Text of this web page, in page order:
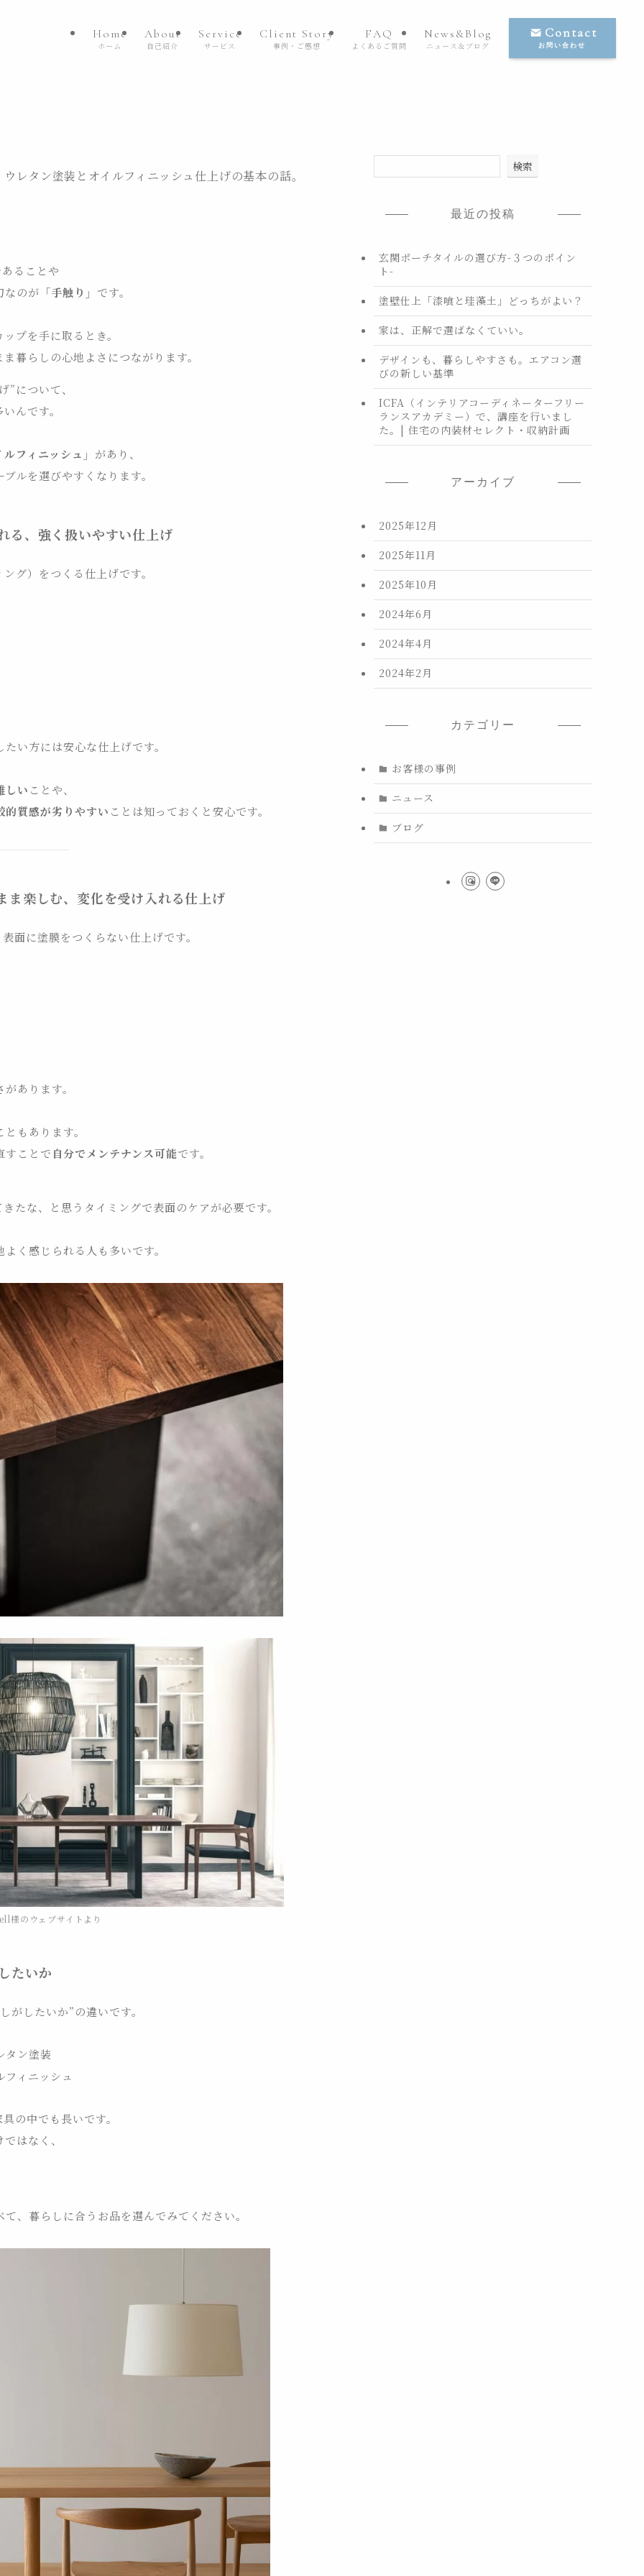
Home
ホーム
About
自己紹介
Service
サービス
Client Story
事例・ご感想
FAQ
よくあるご質問
News&Blog
ニュース＆ブログ
Contact
お問い合わせ
レタン塗装とオイルフィニッシュ仕上げの基本の話。
ることや
なのが 「手触り」 です。
プを手に取るとき。
暮らしの心地よさにつながります。
について、
んです。
ルフィニッシュ」 があり、
ルを選びやすくなります。
、強く扱いやすい仕上げ
グ）をつくる仕上げです。
い方には安心な仕上げです。
しい ことや、
的質感が劣りやすい ことは知っておくと安心です。
ま楽しむ、変化を受け入れる仕上げ
面に塗膜をつくらない仕上げです。
あります。
もあります。
すことで 自分でメンテナンス可能です。
たな、と思うタイミングで表面のケアが必要です。
く感じられる人も多いです。
のウェブサイトより
たいか
がしたいか”の違いです。
ン塗装
ィニッシュ
の中でも長いです。
はなく、
、暮らしに合うお品を選んでみてください。
検索
最近の投稿
玄関ポーチタイルの選び方-３つのポイン
ト-
塗壁仕上「漆喰と珪藻土」どっちがよい？
家は、正解で選ばなくていい。
デザインも、暮らしやすさも。エアコン選
びの新しい基準
ICFA（インテリアコーディネーターフリー
ランスアカデミー）で、講座を行いまし
た。| 住宅の内装材セレクト・収納計画
アーカイブ
2025年12月
2025年11月
2025年10月
2024年6月
2024年4月
2024年2月
カテゴリー
お客様の事例
ニュース
ブログ